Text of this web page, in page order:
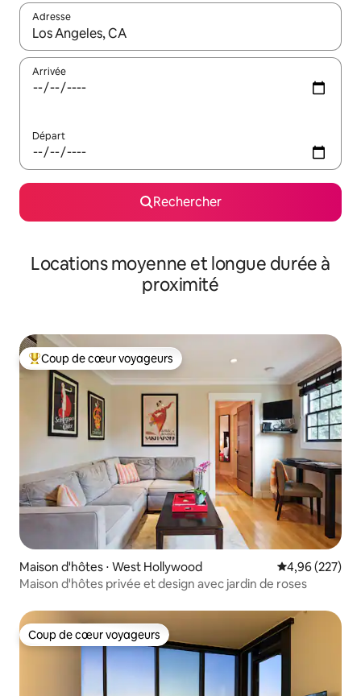
Adresse
Lorsque les résultats s'affichent, utilisez les flèches vers le
Arrivée
Départ
Rechercher
Locations moyenne et longue durée à
proximité
Coups de cœur voyageurs les plus appréciés
Coup de cœur voyageurs
Maison d'hôtes ⋅ West Hollywood Évaluation
4,96 (227)
Maison d'hôtes privée et design avec jardin de roses
Coup de cœur voyageurs
Coup de cœur voyageurs